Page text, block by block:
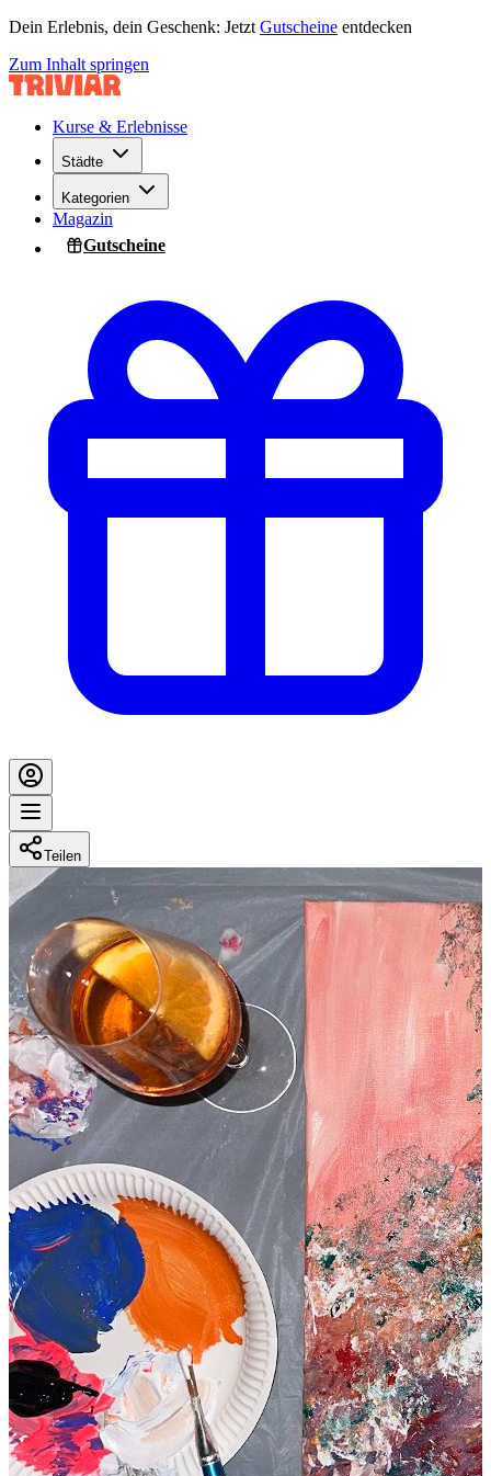
Dein Erlebnis, dein Geschenk: Jetzt Gutscheine entdecken
Zum Inhalt springen
Kurse & Erlebnisse
Städte
Kategorien
Magazin
Gutscheine
Teilen